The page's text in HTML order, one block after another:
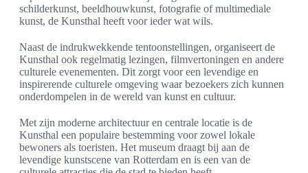
schilderkunst, beeldhouwkunst, fotografie of multimediale
kunst, de Kunsthal heeft voor ieder wat wils.
Naast de indrukwekkende tentoonstellingen, organiseert de
Kunsthal ook regelmatig lezingen, filmvertoningen en andere
culturele evenementen. Dit zorgt voor een levendige en
inspirerende culturele omgeving waar bezoekers zich kunnen
onderdompelen in de wereld van kunst en cultuur.
Met zijn moderne architectuur en centrale locatie is de
Kunsthal een populaire bestemming voor zowel lokale
bewoners als toeristen. Het museum draagt bij aan de
levendige kunstscene van Rotterdam en is een van de